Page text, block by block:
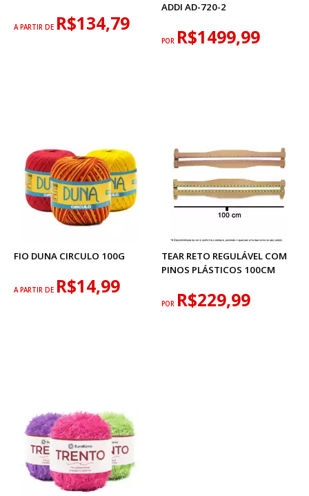
A PARTIR DE R$134,79
ADDI AD-720-2
POR R$1499,99
FIO DUNA CIRCULO 100G
A PARTIR DE R$14,99
TEAR RETO REGULÁVEL COM
PINOS PLÁSTICOS 100CM
POR R$229,99